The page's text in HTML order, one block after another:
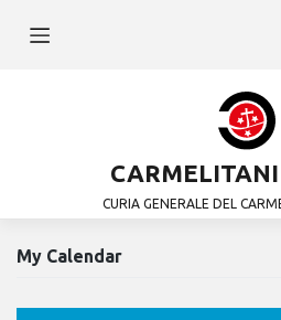
CURIA GENERALE DEL
My Calendar